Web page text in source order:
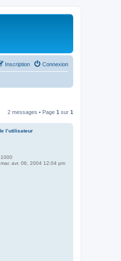
Connexion
Inscription
2 messages • Page 1 sur 1
1000
mar. avr. 06, 2004 12:04 pm